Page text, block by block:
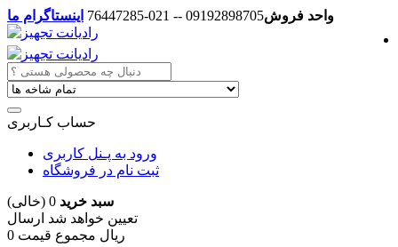
واحد فروش09192898705 -- 021-76447285 اینستاگرام ما
حساب کـاربری
ورود به پـنل کاربری
ثبت نام در فروشگاه
سبد خرید 0 (خالی)
تعیین خواهد شد ارسال
0 ریال مجموع قیمت